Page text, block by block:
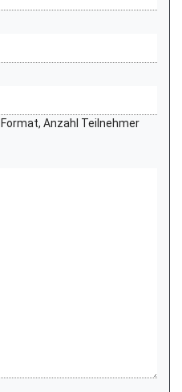
Anzahl Teilnehmer